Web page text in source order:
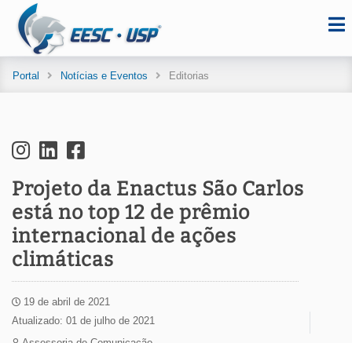
Portal Notícias e Eventos Editorias
Projeto da Enactus São Carlos
está no top 12 de prêmio
internacional de ações
climáticas
19 de abril de 2021
Atualizado: 01 de julho de 2021